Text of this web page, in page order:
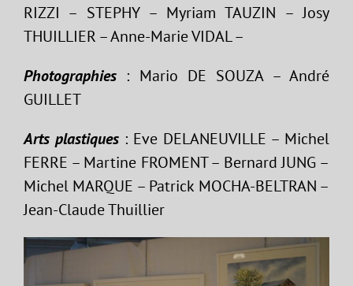
RIZZI – STEPHY – Myriam TAUZIN – Josy
THUILLIER – Anne-Marie VIDAL –
Photographies : Mario DE SOUZA – André
GUILLET
Arts plastiques : Eve DELANEUVILLE – Michel
FERRE – Martine FROMENT – Bernard JUNG –
Michel MARQUE – Patrick MOCHA-BELTRAN –
Jean-Claude Thuillier